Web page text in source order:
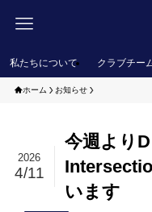
私たちについて クラブチー
ホーム お知らせ
今週より
います
2026
4/11